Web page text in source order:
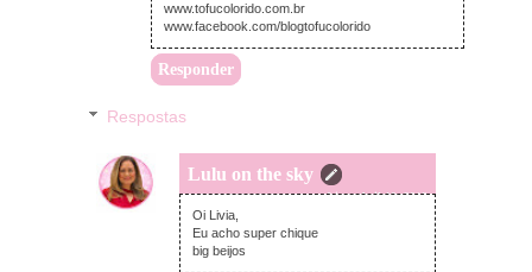
www.tofucolorido.com.br
www.facebook.com/blogtofucolorido
Responder
Respostas
Lulu on the sky
quarta-feira, abril 10, 2019
Oi Livia,
Eu acho super chique
big beijos